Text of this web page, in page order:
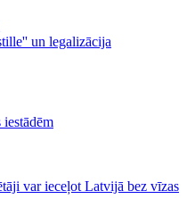
un legalizācija
var ieceļot Latvijā bez vīzas